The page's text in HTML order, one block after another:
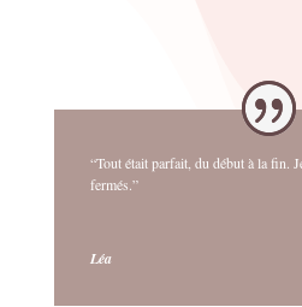
“Tout était parfait, du début à la fin.
fermés.”
Léa